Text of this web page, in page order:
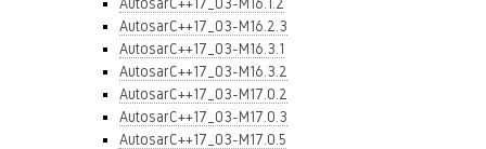
AutosarC++17_03-M16.2.3
AutosarC++17_03-M16.3.1
AutosarC++17_03-M16.3.2
AutosarC++17_03-M17.0.2
AutosarC++17_03-M17.0.3
AutosarC++17_03-M17.0.5